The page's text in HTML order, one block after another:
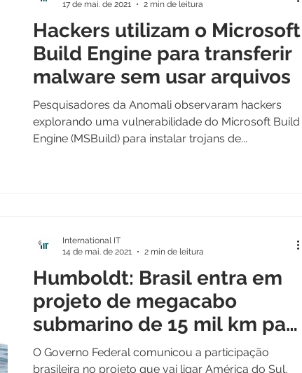
Hackers utilizam o Microsoft
Build Engine para transferir
malware sem usar arquivos
Pesquisadores da Anomali observaram hackers
explorando uma vulnerabilidade do Microsoft Build
Engine (MSBuild) para instalar trojans de...
17 de mai. de 2021
2 min de leitura
Humboldt: Brasil entra em
projeto de megacabo
submarino de 15 mil km para
fortalecer internet
O Governo Federal comunicou a participação
brasileira no projeto que vai ligar América do Sul,
International IT
14 de mai. de 2021
2 min de leitura